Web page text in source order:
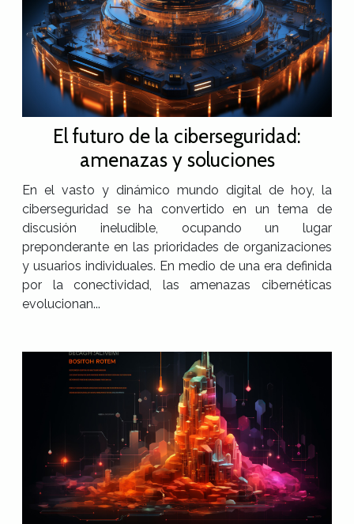
El futuro de la ciberseguridad:
amenazas y soluciones
En el vasto y dinámico mundo digital de hoy, la
ciberseguridad se ha convertido en un tema de
discusión ineludible, ocupando un lugar
preponderante en las prioridades de organizaciones
y usuarios individuales. En medio de una era definida
por la conectividad, las amenazas cibernéticas
evolucionan...